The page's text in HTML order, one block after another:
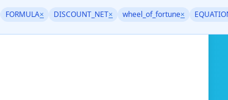
FORMULA× DISCOUNT_NET× wheel_of_fortune×